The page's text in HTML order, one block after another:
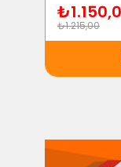
₺1.215,00